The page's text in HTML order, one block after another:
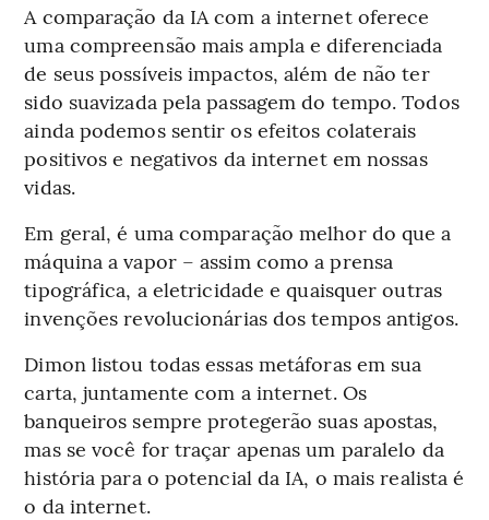
A comparação da IA com a internet oferece
uma compreensão mais ampla e diferenciada
de seus possíveis impactos, além de não ter
sido suavizada pela passagem do tempo. Todos
ainda podemos sentir os efeitos colaterais
positivos e negativos da internet em nossas
vidas.
Em geral, é uma comparação melhor do que a
máquina a vapor – assim como a prensa
tipográfica, a eletricidade e quaisquer outras
invenções revolucionárias dos tempos antigos.
Dimon listou todas essas metáforas em sua
carta, juntamente com a internet. Os
banqueiros sempre protegerão suas apostas,
mas se você for traçar apenas um paralelo da
história para o potencial da IA, o mais realista é
o da internet.